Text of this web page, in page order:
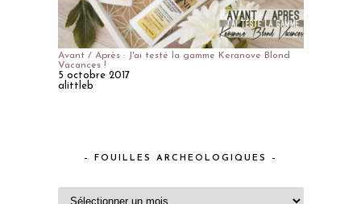
Avant / Après : J'ai testé la gamme Keranove Blond
Vacances !
5 octobre 2017
alittleb
– FOUILLES ARCHEOLOGIQUES –